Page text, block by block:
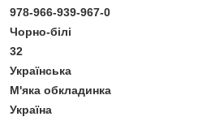
978-966-939-967-0
Чорно-білі
32
Українська
М'яка обкладинка
Україна